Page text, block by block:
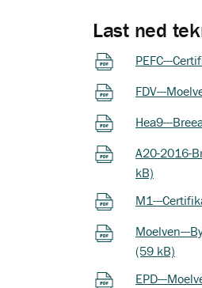
Last ned
PEFC---
FDV---
Hea9---
A20-2016-
kB)
M1---
Moelven---
(59 kB)
EPD---